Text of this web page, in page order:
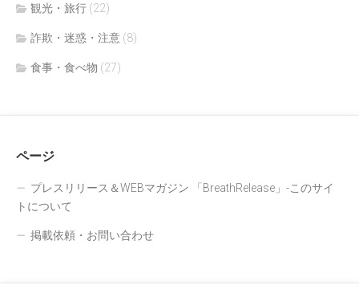
観光・旅行 (22)
詐欺・迷惑・注意 (8)
食事・食べ物 (27)
ページ
プレスリリース＆WEBマガジン 「BreathRelease」-このサイ
トについて
掲載依頼・お問い合わせ